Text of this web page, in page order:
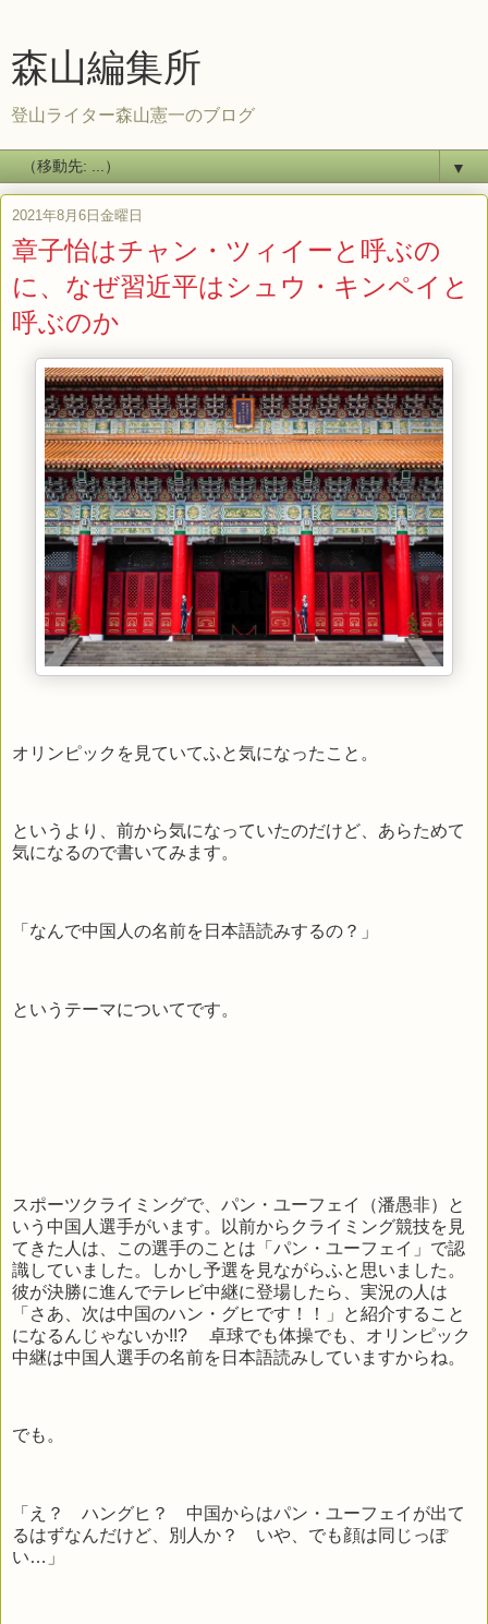
森山編集所
登山ライター森山憲一のブログ
▼
2021年8月6日金曜日
章子怡はチャン・ツィイーと呼ぶの
に、なぜ習近平はシュウ・キンペイと
呼ぶのか
オリンピックを見ていてふと気になったこと。
というより、前から気になっていたのだけど、あらためて
気になるので書いてみます。
「なんで中国人の名前を日本語読みするの？」
というテーマについてです。
スポーツクライミングで、パン・ユーフェイ（潘愚非）と
いう中国人選手がいます。以前からクライミング競技を見
てきた人は、この選手のことは「パン・ユーフェイ」で認
識していました。しかし予選を見ながらふと思いました。
彼が決勝に進んでテレビ中継に登場したら、実況の人は
「さあ、次は中国のハン・グヒです！！」と紹介すること
になるんじゃないか!!? 卓球でも体操でも、オリンピック
中継は中国人選手の名前を日本語読みしていますからね。
でも。
「え？ ハングヒ？ 中国からはパン・ユーフェイが出て
るはずなんだけど、別人か？ いや、でも顔は同じっぽ
い…」